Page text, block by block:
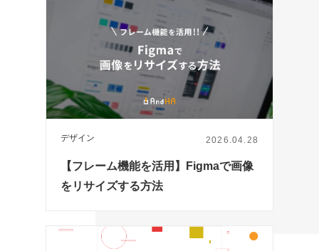
デザイン 2026.04.28
【フレーム機能を活用】Figmaで画像
をリサイズする方法